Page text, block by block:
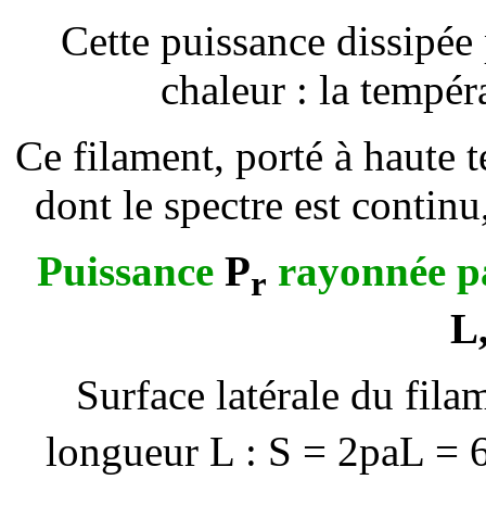
Cette puissance
chaleur : la
Ce filament, porté à haute
dont le spectre est
Puissance Pr rayonnée
Surface latérale du
longueur L : S = 2paL =